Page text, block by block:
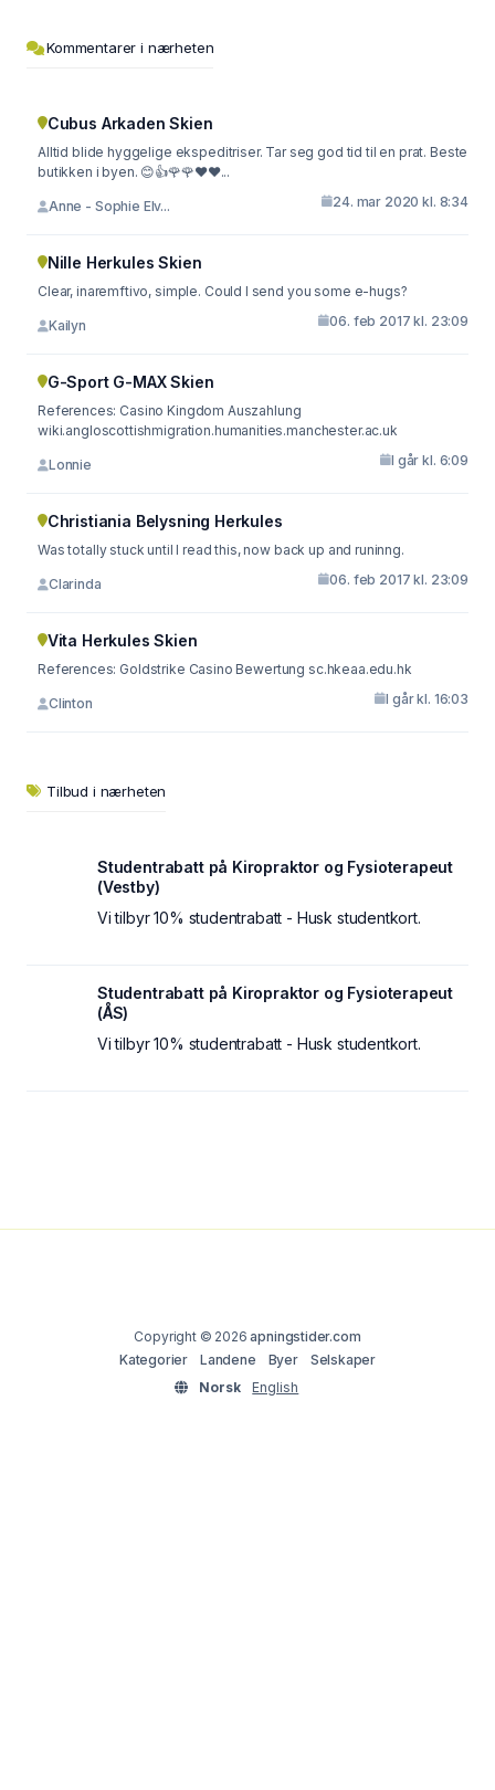
Kommentarer i nærheten
Cubus Arkaden Skien
Alltid blide hyggelige ekspeditriser. Tar seg god tid til en prat. Beste
butikken i byen. 😊👍🌹🌹❤️❤...
Anne - Sophie Elv... 24. mar 2020 kl. 8:34
Nille Herkules Skien
Clear, inaremftivo, simple. Could I send you some e-hugs?
Kailyn 06. feb 2017 kl. 23:09
G-Sport G-MAX Skien
References: Casino Kingdom Auszahlung
wiki.angloscottishmigration.humanities.manchester.ac.uk
Lonnie I går kl. 6:09
Christiania Belysning Herkules
Was totally stuck until I read this, now back up and runinng.
Clarinda 06. feb 2017 kl. 23:09
Vita Herkules Skien
References: Goldstrike Casino Bewertung sc.hkeaa.edu.hk
Clinton I går kl. 16:03
Tilbud i nærheten
Studentrabatt på Kiropraktor og Fysioterapeut
(Vestby)
Vi tilbyr 10% studentrabatt - Husk studentkort.
Studentrabatt på Kiropraktor og Fysioterapeut
(ÅS)
Vi tilbyr 10% studentrabatt - Husk studentkort.
Copyright © 2026apningstider.com
Kategorier
Landene Byer
Selskaper
Norsk
English